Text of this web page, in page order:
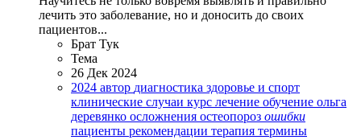
лечить это заболевание, но и доносить до своих
пациентов...
Брат Тук
Тема
26 Дек 2024
2024 автор диагностика здоровье и спорт
клинические случаи курс лечение обучение ольга
деревянко осложнения остеопороз ошибки
пациенты рекомендации терапия термины